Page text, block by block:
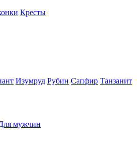
Кресты
Изумруд Рубин Сапфир Танзанит
мужчин